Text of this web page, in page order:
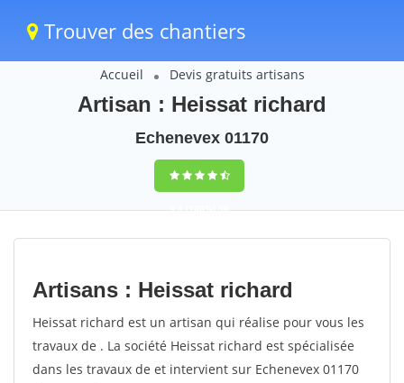
Trouver des chantiers
Accueil Devis gratuits artisans
Artisan : Heissat richard
Echenevex 01170
9,5(100%)56
votes
Artisans : Heissat richard
Heissat richard est un artisan qui réalise pour vous les
travaux de . La société Heissat richard est spécialisée
dans les travaux de et intervient sur Echenevex 01170